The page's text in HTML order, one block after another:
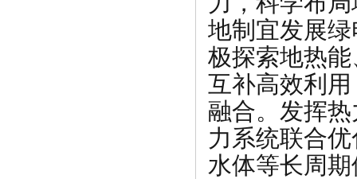
地制宜发展
极探索地热
互补高效利
融合。发挥
力系统联合
水体等长周